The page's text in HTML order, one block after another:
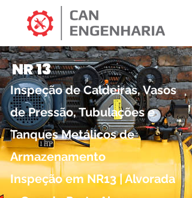
NR 13
Inspeção de Caldeiras, Vasos
de Pressão, Tubulações e
Tanques Metálicos de
Armazenamento
Inspeção em NR13 | Alvorada